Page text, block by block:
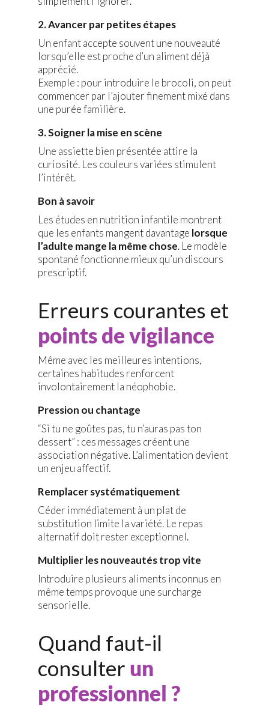
2. Avancer par petites étapes
Un enfant accepte souvent une nouveauté
lorsqu’elle est proche d’un aliment déjà
apprécié.
Exemple : pour introduire le brocoli, on peut
commencer par l’ajouter finement mixé dans
une purée familière.
3. Soigner la mise en scène
Une assiette bien présentée attire la
curiosité. Les couleurs variées stimulent
l’intérêt.
Bon à savoir
Les études en nutrition infantile montrent
que les enfants mangent davantage lorsque
l’adulte mange la même chose. Le modèle
spontané fonctionne mieux qu’un discours
prescriptif.
Erreurs courantes et
points de vigilance
Même avec les meilleures intentions,
certaines habitudes renforcent
involontairement la néophobie.
Pression ou chantage
“Si tu ne goûtes pas, tu n’auras pas ton
dessert” : ces messages créent une
association négative. L’alimentation devient
un enjeu affectif.
Remplacer systématiquement
Céder immédiatement à un plat de
substitution limite la variété. Le repas
alternatif doit rester exceptionnel.
Multiplier les nouveautés trop vite
Introduire plusieurs aliments inconnus en
même temps provoque une surcharge
sensorielle.
Quand faut-il
consulter un
professionnel ?